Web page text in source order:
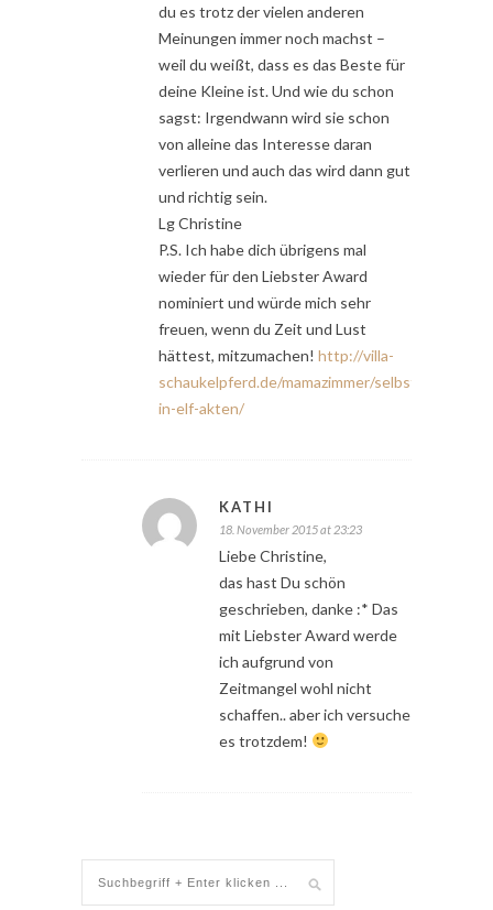
du es trotz der vielen anderen
Meinungen immer noch machst –
weil du weißt, dass es das Beste für
deine Kleine ist. Und wie du schon
sagst: Irgendwann wird sie schon
von alleine das Interesse daran
verlieren und auch das wird dann gut
und richtig sein.
Lg Christine
P.S. Ich habe dich übrigens mal
wieder für den Liebster Award
nominiert und würde mich sehr
freuen, wenn du Zeit und Lust
hättest, mitzumachen! http://villa-
schaukelpferd.de/mamazimmer/
in-elf-akten/
KATHI
18. November 2015 at 23:23
Liebe Christine,
das hast Du schön
geschrieben, danke :* Das
mit Liebster Award werde
ich aufgrund von
Zeitmangel wohl nicht
schaffen.. aber ich versuche
es trotzdem!